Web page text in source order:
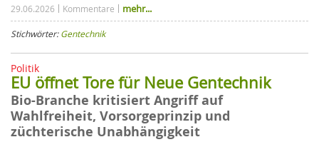
29.06.2026 Kommentare mehr...
Stichwörter:Gentechnik
Politik
EU öffnet Tore für Neue Gentechnik
Bio-Branche kritisiert Angriff auf
Wahlfreiheit, Vorsorgeprinzip und
züchterische Unabhängigkeit